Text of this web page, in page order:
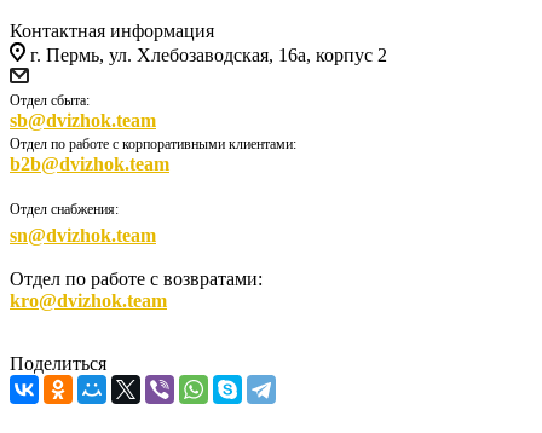
Контактная информация
г. Пермь, ул. Хлебозаводская, 16а, корпус 2
Отдел сбыта:
sb@dvizhok.team
Отдел по работе с корпоративными клиентами:
b2b@dvizhok.team
Отдел снабжения:
sn@dvizhok.team
Отдел по работе с возвратами:
kro@dvizhok.team
Поделиться